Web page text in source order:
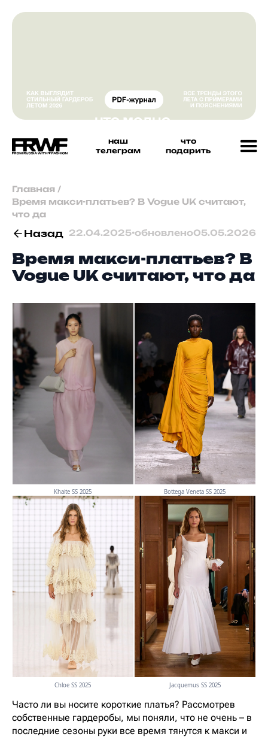
наш
телеграм
что
подарить
Главная /
Время макси-платьев? В Vogue UK считают,
что да
Назад 22.04.2025•обновлено05.05.2026
Время макси-платьев? В
Vogue UK считают, что да
Khaite SS 2025 Bottega Veneta SS 2025
Chloe SS 2025 Jacquemus SS 2025
Часто ли вы носите короткие платья? Рассмотрев
собственные гардеробы, мы поняли, что не очень – в
последние сезоны руки все время тянутся к макси и